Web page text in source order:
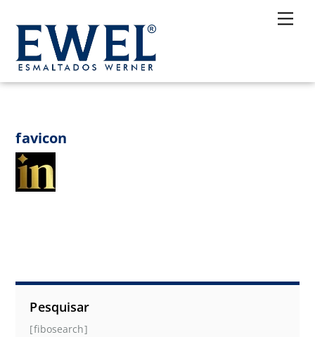
content
favicon
Pesquisar
[fibosearch]